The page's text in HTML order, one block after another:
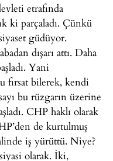
etrafında
ki parçaladı. Çünkü
güdüyor.
dışarı attı. Daha
Yani
fırsat bilerek, kendi
bu rüzgarın üzerine
CHP haklı olarak
de kurtulmuş
iş yürüttü. Niye?
olarak. İki,